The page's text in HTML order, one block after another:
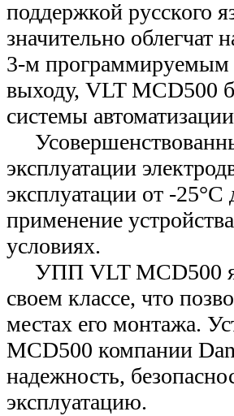
поддержкой русского
значительно облегчат
3-м программируемым
выходу, VLT MCD500
системы
эксплуатации
эксплуатации от -
применение
условиях.
УПП VLT MCD500
своем классе, что
местах его монтажа.
MCD500 компании
надежность,
эксплуатацию.